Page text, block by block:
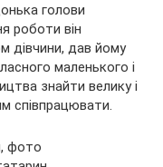
голови
роботи він
дівчини, дав йому
маленького і
знайти велику і
співпрацювати.